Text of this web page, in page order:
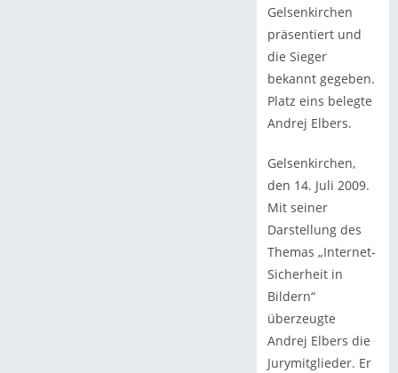
Gelsenkirchen
präsentiert und
die Sieger
bekannt gegeben.
Platz eins belegte
Andrej Elbers.
Gelsenkirchen,
den 14. Juli 2009.
Mit seiner
Darstellung des
Themas „Internet-
Sicherheit in
Bildern“
überzeugte
Andrej Elbers die
Jurymitglieder. Er